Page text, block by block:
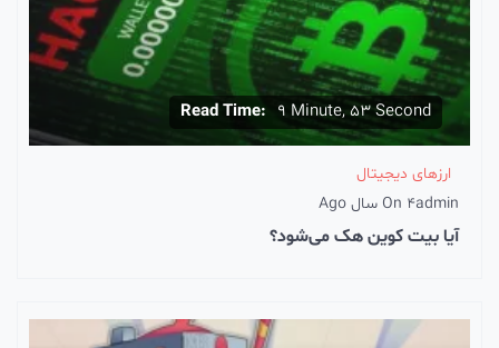
Read Time: 9 Minute, 53 Second
ارزهای دیجیتال
admin
On 4 سال Ago
آیا بیت کوین هک می‌شود؟